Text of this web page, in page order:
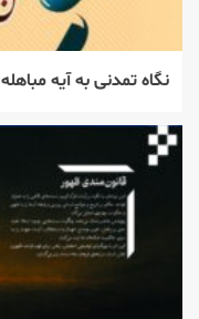
نگاه تمدنی به آیه مباهله